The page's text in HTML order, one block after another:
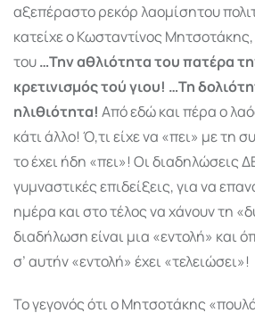
αξεπέραστο ρεκόρ λαομίσητου
κατείχε ο Κωσταντίνος
του…Την αθλιότητα του πατέρα
κρετινισμός τού γιου! …Τη
ηλιθιότητα! Από εδώ και πέρα ο
κάτι άλλο! Ό,τι είχε να «πει» με τη
το έχει ήδη «πει»! Οι διαδηλώσεις
γυμναστικές επιδείξεις, για να
ημέρα και στο τέλος να χάνουν τη
διαδήλωση είναι μια «εντολή» και
σ’ αυτήν «εντολή» έχει «τελειώσει»!
Το γεγονός ότι ο Μητσοτάκης